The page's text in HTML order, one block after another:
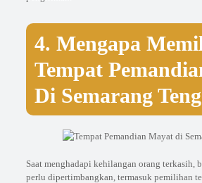
4. Mengapa
Tempat
Di Semarang
Saat menghadapi kehilangan orang terkasih,
perlu dipertimbangkan, termasuk pemilihan